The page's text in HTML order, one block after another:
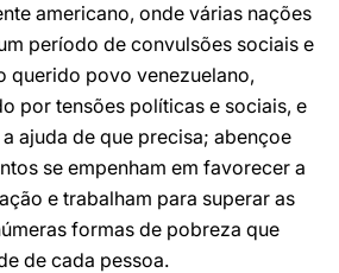
americano, onde várias nações
período de convulsões sociais e
querido povo venezuelano,
por tensões políticas e sociais, e
ajuda de que precisa; abençoe
se empenham em favorecer a
e trabalham para superar as
formas de pobreza que
de cada pessoa.